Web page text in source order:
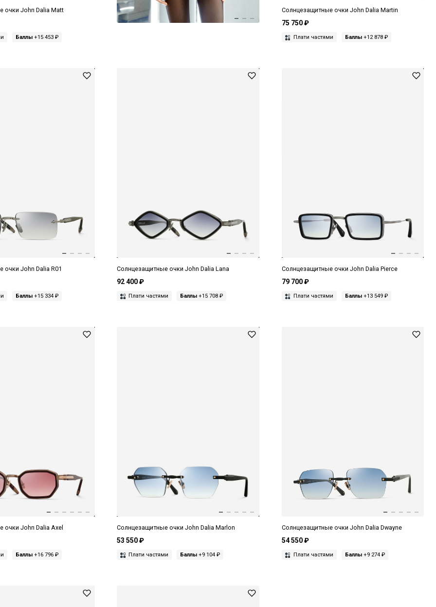
очки John Dalia Matt
Баллы +15 453 ₽
Солнцезащитные очки John Dalia Martin
75 750 ₽
Плати частями Баллы+12 878 ₽
очки John Dalia R01
Баллы +15 334 ₽
Солнцезащитные очки John Dalia Lana
92 400 ₽
Плати частями Баллы +15 708 ₽
Солнцезащитные очки John Dalia Pierce
79 700 ₽
Плати частями Баллы+13 549 ₽
очки John Dalia Axel
Баллы +16 796 ₽
Солнцезащитные очки John Dalia Marlon
53 550 ₽
Плати частями Баллы +9 104 ₽
Солнцезащитные очки John Dalia Dwayne
54 550 ₽
Плати частями Баллы+9 274 ₽